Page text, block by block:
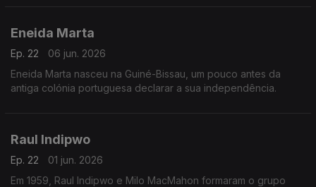
Eneida Marta
Ep. 22
06 jun. 2026
Eneida Marta nasceu na Guiné-Bissau, um pouco antes da
antiga colónia portuguesa declarar a sua independência.
Raul Indipwo
Ep. 22
01 jun. 2026
Em 1959, Raul Indipwo e Milo MacMahon formaram o grupo